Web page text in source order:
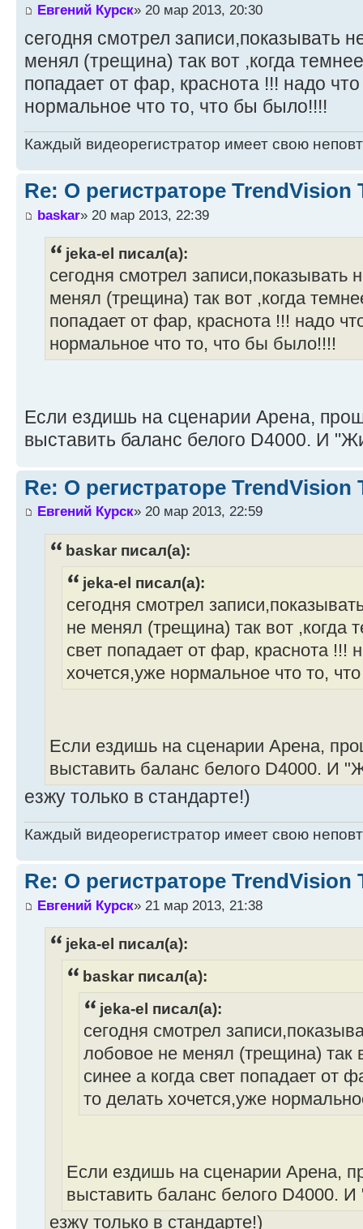
Евгений Курск» 20 мар 2013, 20:30
сегодня смотрел записи,показывать
менял (трещина) так вот ,когда
попадает от фар, краснота !!! надо
нормальное что то, что бы было!!!!
Каждый видеорегистратор имеет свою
Re: О регистраторе TrendVision
baskar» 20 мар 2013, 22:39
jeka-el писал(а):
сегодня смотрел записи,показывать
менял (трещина) так вот ,когда
попадает от фар, краснота !!! надо
нормальное что то, что бы было!!!!
Если ездишь на сценарии Арена,
выставить баланс белого D4000. И
Re: О регистраторе TrendVision
Евгений Курск» 20 мар 2013, 22:59
baskar писал(а):
jeka-el писал(а):
сегодня смотрел
не менял (трещина) так вот ,когда
свет попадает от фар, краснота !!!
хочется,уже нормальное что то,
Если ездишь на сценарии Арена,
выставить баланс белого D4000. И
езжу только в стандарте!)
Каждый видеорегистратор имеет свою
Re: О регистраторе TrendVision
Евгений Курск» 21 мар 2013, 21:38
jeka-el писал(а):
baskar писал(а):
jeka-el писал(а):
сегодня смотрел
лобовое не менял (трещина) так
синее а когда свет попадает от
то делать хочется,уже
Если ездишь на сценарии Арена,
выставить баланс белого D4000.
езжу только в стандарте!)